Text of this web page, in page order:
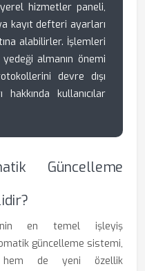
hizmetler paneli,
kayıt defteri ayarları
alabilirler. İşlemleri
almanın önemi
devre dışı
hakkında kullanıcılar
Güncelleme
en temel işleyiş
güncelleme sistemi,
hem de yeni özellik